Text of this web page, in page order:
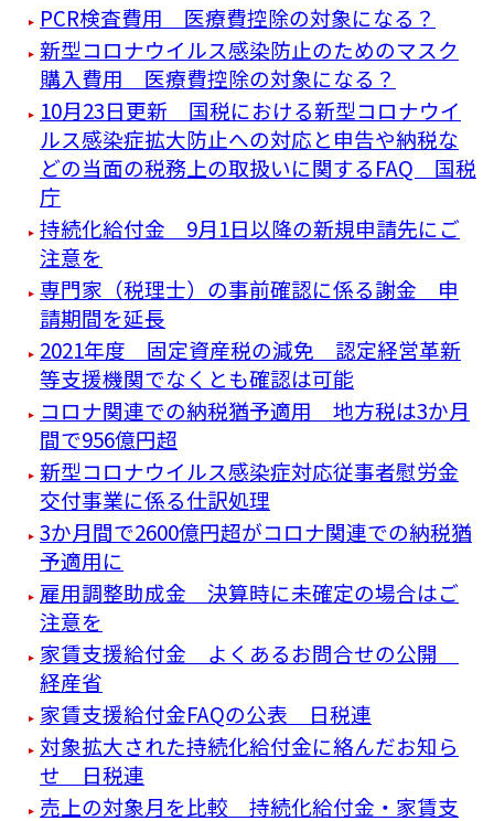
PCR検査費用 医療費控除の対象になる？
新型コロナウイルス感染防止のためのマスク
購入費用 医療費控除の対象になる？
10月23日更新 国税における新型コロナウイ
ルス感染症拡大防止への対応と申告や納税な
どの当面の税務上の取扱いに関するFAQ 国税
庁
持続化給付金 9月1日以降の新規申請先にご
注意を
専門家（税理士）の事前確認に係る謝金 申
請期間を延長
2021年度 固定資産税の減免 認定経営革新
等支援機関でなくとも確認は可能
コロナ関連での納税猶予適用 地方税は3か月
間で956億円超
新型コロナウイルス感染症対応従事者慰労金
交付事業に係る仕訳処理
3か月間で2600億円超がコロナ関連での納税猶
予適用に
雇用調整助成金 決算時に未確定の場合はご
注意を
家賃支援給付金 よくあるお問合せの公開
経産省
家賃支援給付金FAQの公表 日税連
対象拡大された持続化給付金に絡んだお知ら
せ 日税連
売上の対象月を比較 持続化給付金・家賃支